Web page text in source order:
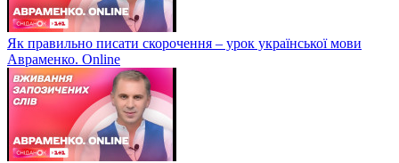
Як правильно писати скорочення – урок української мови
Авраменко. Online